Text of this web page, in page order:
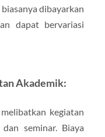
dibayarkan
dapat bervariasi
Akademik:
kegiatan
seminar. Biaya